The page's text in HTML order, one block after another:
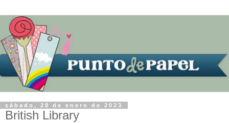
sábado, 28 de enero de 2023
British Library